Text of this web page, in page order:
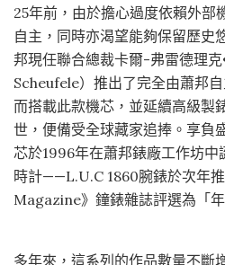
25年前，由於擔心過度依賴外部
自主，同時亦渴望能夠保留歷史
邦現任聯合總裁卡爾-弗雷德理
Scheufele）推出了完全由蕭邦
而搭載此款機芯，並延續高級製
世，便備受全球藏家追捧。享負
芯於1996年在蕭邦錶廠工作坊
時計——L.U.C 1860腕錶於次年
Magazine》鐘錶雜誌評選為「
多年來，這系列的作品數量不斷